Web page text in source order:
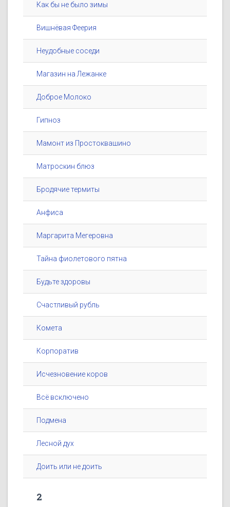
Как бы не было зимы
Вишнёвая Феерия
Неудобные соседи
Магазин на Лежанке
Доброе Молоко
Гипноз
Мамонт из Простоквашино
Матроскин блюз
Бродячие термиты
Анфиса
Маргарита Мегеровна
Тайна фиолетового пятна
Будьте здоровы
Счастливый рубль
Комета
Корпоратив
Исчезновение коров
Всё всключено
Подмена
Лесной дух
Доить или не доить
2